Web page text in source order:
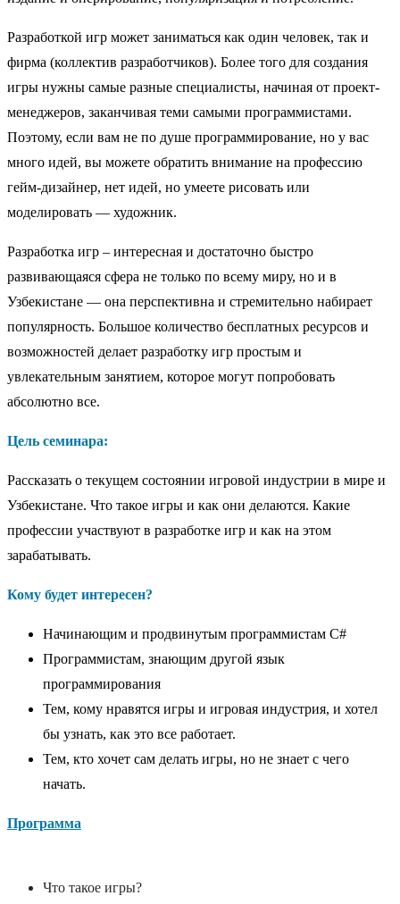
Разработкой игр может заниматься как один человек, так и
фирма (коллектив разработчиков). Более того для создания
игры нужны самые разные специалисты, начиная от проект-
менеджеров, заканчивая теми самыми программистами.
Поэтому, если вам не по душе программирование, но у вас
много идей, вы можете обратить внимание на профессию
гейм-дизайнер, нет идей, но умеете рисовать или
моделировать — художник.
Разработка игр – интересная и достаточно быстро
развивающаяся сфера не только по всему миру, но и в
Узбекистане — она перспективна и стремительно набирает
популярность. Большое количество бесплатных ресурсов и
возможностей делает разработку игр простым и
увлекательным занятием, которое могут попробовать
абсолютно все.
Цель семинара:
Рассказать о текущем состоянии игровой индустрии в мире и
Узбекистане. Что такое игры и как они делаются. Какие
профессии участвуют в разработке игр и как на этом
зарабатывать.
Кому будет интересен?
Начинающим и продвинутым программистам C#
Программистам, знающим другой язык
программирования
Тем, кому нравятся игры и игровая индустрия, и хотел
бы узнать, как это все работает.
Тем, кто хочет сам делать игры, но не знает с чего
начать.
Программа
Что такое игры?